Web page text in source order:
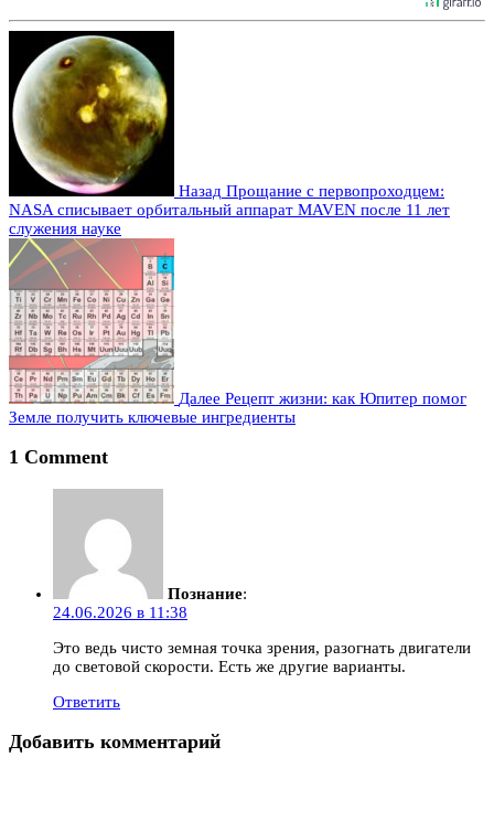
Назад Прощание с первопроходцем:
NASA списывает орбитальный аппарат MAVEN после 11 лет
служения науке
Далее Рецепт жизни: как Юпитер помог
Земле получить ключевые ингредиенты
1 Comment
Познание:
24.06.2026 в 11:38
Это ведь чисто земная точка зрения, разогнать двигатели
до световой скорости. Есть же другие варианты.
Ответить
Добавить комментарий